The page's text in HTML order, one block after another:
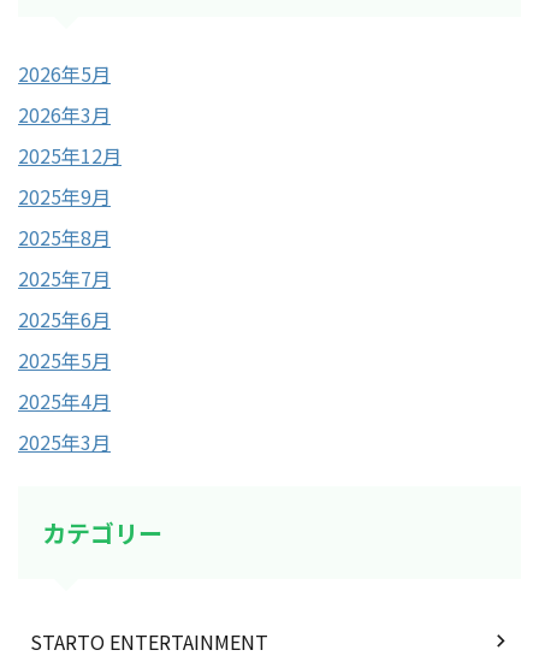
2026年5月
2026年3月
2025年12月
2025年9月
2025年8月
2025年7月
2025年6月
2025年5月
2025年4月
2025年3月
カテゴリー
STARTO ENTERTAINMENT